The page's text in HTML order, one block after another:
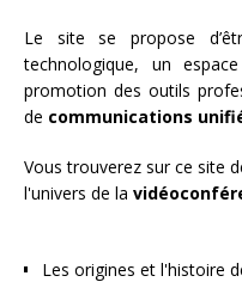
Le site se propose
technologique, un
promotion des outils
de communications
Vous trouverez sur ce site
l'univers de la
Les origines et l'histoire